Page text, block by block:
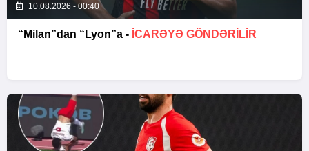
10.08.2026 - 00:40
“Milan”dan “Lyon”a - İCARƏYƏ GÖNDƏRİLİR